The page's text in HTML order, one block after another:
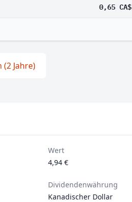
0,65 CA$
Jahre)
Wert
4,94 €
Dividendenwährung
Kanadischer Dollar